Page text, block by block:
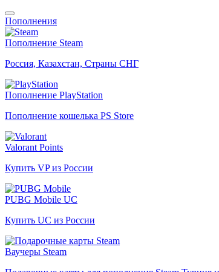
Пополнения
Пополнение Steam
Россия, Казахстан, Страны СНГ
Пополнение PlayStation
Пополнение кошелька PS Store
Valorant Points
Купить VP из России
PUBG Mobile UC
Купить UC из России
Ваучеры Steam